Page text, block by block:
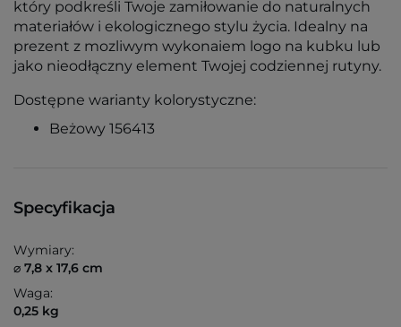
który podkreśli Twoje zamiłowanie do naturalnych
materiałów i ekologicznego stylu życia. Idealny na
prezent z mozliwym wykonaiem logo na kubku lub
jako nieodłączny element Twojej codziennej rutyny.
Dostępne warianty kolorystyczne:
Beżowy 156413
Specyfikacja
Wymiary:
⌀ 7,8 x 17,6 cm
Waga:
0,25 kg